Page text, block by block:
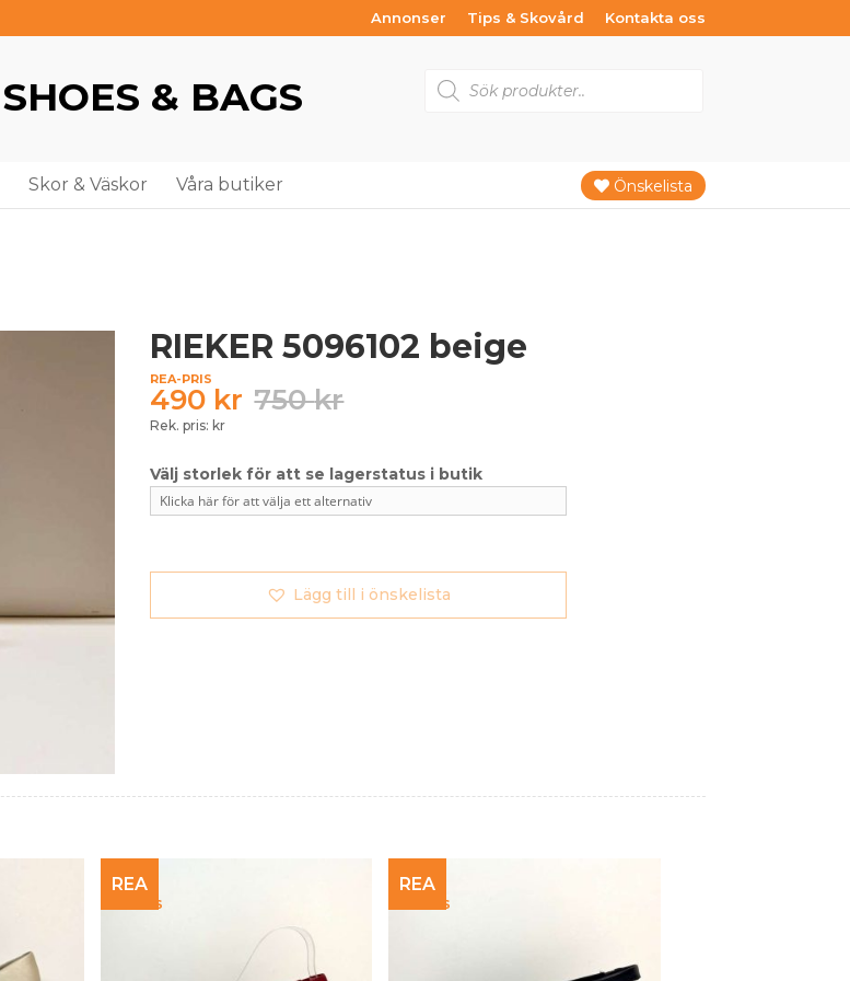
Annonser Tips & Skovård Kontakta oss
SHOES & BAGS search
Skor & Väskor Våra butiker Önskelista
RIEKER 5096102 beige
750kr
var:
750 kr.
490 kr
är:
490 kr.
Rek. pris: kr
Lägg till i önskelista
REA REA